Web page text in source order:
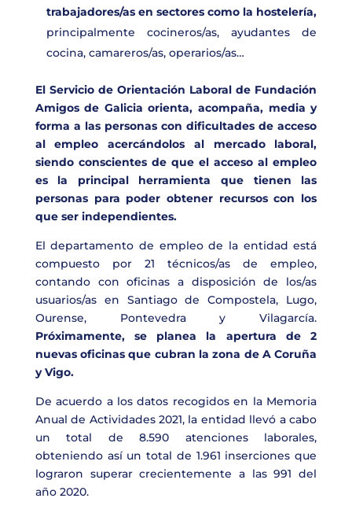
trabajadores/as en sectores como la hostelería,
principalmente cocineros/as, ayudantes de
cocina, camareros/as, operarios/as…
El Servicio de Orientación Laboral de Fundación
Amigos de Galicia orienta, acompaña, media y
forma a las personas con dificultades de acceso
al empleo acercándolos al mercado laboral,
siendo conscientes de que el acceso al empleo
es la principal herramienta que tienen las
personas para poder obtener recursos con los
que ser independientes.
El departamento de empleo de la entidad está
compuesto por 21 técnicos/as de empleo,
contando con oficinas a disposición de los/as
usuarios/as en Santiago de Compostela, Lugo,
Ourense, Pontevedra y Vilagarcía.
Próximamente, se planea la apertura de 2
nuevas oficinas que cubran la zona de A Coruña
y Vigo.
De acuerdo a los datos recogidos en la Memoria
Anual de Actividades 2021, la entidad llevó a cabo
un total de 8.590 atenciones laborales,
obteniendo así un total de 1.961 inserciones que
lograron superar crecientemente a las 991 del
año 2020.